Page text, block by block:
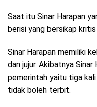
Saat itu Sinar Harapan
berisi yang bersikap
Sinar Harapan memiliki
dan jujur. Akibatnya
pemerintah yaitu tiga
tidak boleh terbit.